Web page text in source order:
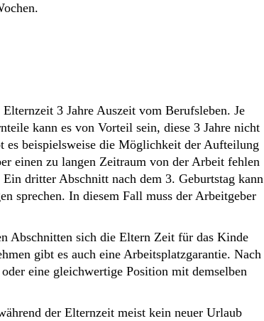
3 Jahre Auszeit vom Berufsleben. Je
kann es von Vorteil sein, diese 3 Jahre nicht
es beispielsweise die Möglichkeit der Aufteilung
einen zu langen Zeitraum von der Arbeit fehlen
dritter Abschnitt nach dem 3. Geburtstag kann
sprechen. In diesem Fall muss der Arbeitgeber
Abschnitten sich die Eltern Zeit für das Kinde
gibt es auch eine Arbeitsplatzgarantie. Nach
eine gleichwertige Position mit demselben
der Elternzeit meist kein neuer Urlaub